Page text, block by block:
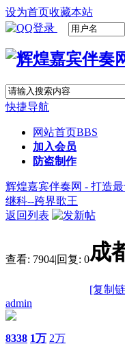
设为首页收藏本站
快捷导航
网站首页BBS
加入会员
防盗制作
辉煌嘉宾伴奏网 - 打造
继科--跨界歌王
返回列表
查看: 7904|回复: 0成
[复制
admin
8338 1万 2万